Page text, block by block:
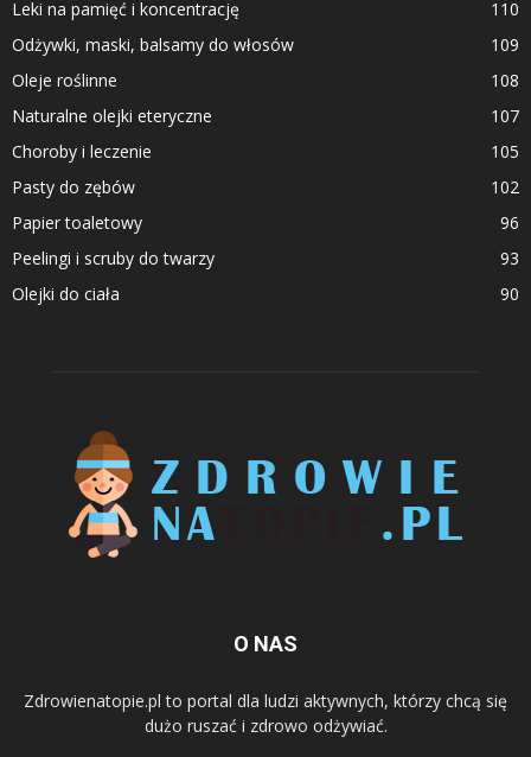
Leki na pamięć i koncentrację
110
Odżywki, maski, balsamy do włosów
109
Oleje roślinne
108
Naturalne olejki eteryczne
107
Choroby i leczenie
105
Pasty do zębów
102
Papier toaletowy
96
Peelingi i scruby do twarzy
93
Olejki do ciała
90
O NAS
Zdrowienatopie.pl to portal dla ludzi aktywnych, którzy chcą się
dużo ruszać i zdrowo odżywiać.